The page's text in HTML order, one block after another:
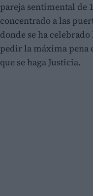
pareja sentimental de
concentrado a las
donde se ha
pedir la máxima pena
que se haga Justicia.